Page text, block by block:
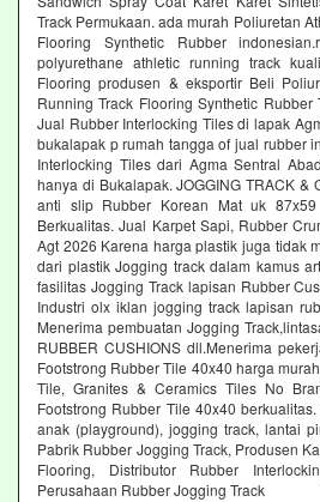
Track Permukaan. ada murah Poliuretan
Flooring Synthetic Rubber
polyurethane athletic running track
Flooring produsen & eksportir Beli
Running Track Flooring Synthetic Rubber
Jual Rubber Interlocking Tiles di lapak
bukalapak p rumah tangga of jual rubber
Interlocking Tiles dari Agma Sentral
hanya di Bukalapak. JOGGING TRACK &
anti slip Rubber Korean Mat uk 87x59
Berkualitas. Jual Karpet Sapi, Rubber
Agt 2026 Karena harga plastik juga tidak
dari plastik Jogging track dalam kamus
fasilitas Jogging Track lapisan Rubber
Industri olx iklan jogging track lapisan
Menerima pembuatan Jogging
RUBBER CUSHIONS dll.Menerima
Footstrong Rubber Tile 40x40 harga
Tile, Granites & Ceramics Tiles No
Footstrong Rubber Tile 40x40
anak (playground), jogging track, lantai
Pabrik Rubber Jogging Track, Produsen
Flooring, Distributor Rubber
Perusahaan Rubber Jogging Track